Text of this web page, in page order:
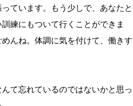
ています。もう少しで、あなたと
練にもついて行くことができま
んね。体調に気を付けて、働きす
て忘れているのではないかと思っ